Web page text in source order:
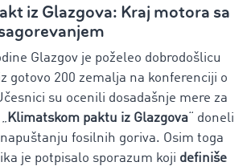
iz Glazgova: Kraj motora sa
Glazgov je poželeo dobrodošlicu
gotovo 200 zemalja na konferenciji o
su ocenili dosadašnje mere za
Klimatskom paktu iz Glazgova “ doneli
fosilnih goriva. Osim toga
je potpisalo sporazum koji definiše